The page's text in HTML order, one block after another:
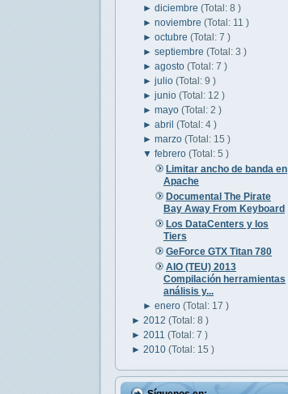
►diciembre(Total: 8 )
►noviembre(Total: 11 )
►octubre(Total: 7 )
►septiembre(Total: 3 )
►agosto(Total: 7 )
►julio(Total: 9 )
►junio(Total: 12 )
►mayo(Total: 2 )
►abril(Total: 4 )
►marzo(Total: 15 )
▼febrero(Total: 5 )
Limitar ancho de banda en
Apache
Documental The Pirate
Bay Away From Keyboard
Los DataCenters y los
Tiers
GeForce GTX Titan 780
AIO (TEU) 2013
Compilación herramientas
análisis y...
►enero(Total: 17 )
► 2012 (Total: 8 )
► 2011 (Total: 7 )
► 2010 (Total: 15 )